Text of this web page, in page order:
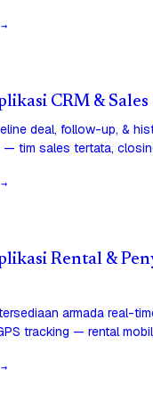
CRM &
deal, follow-up, &
— tim sales tertata,
Rental &
armada real-
tracking — rental